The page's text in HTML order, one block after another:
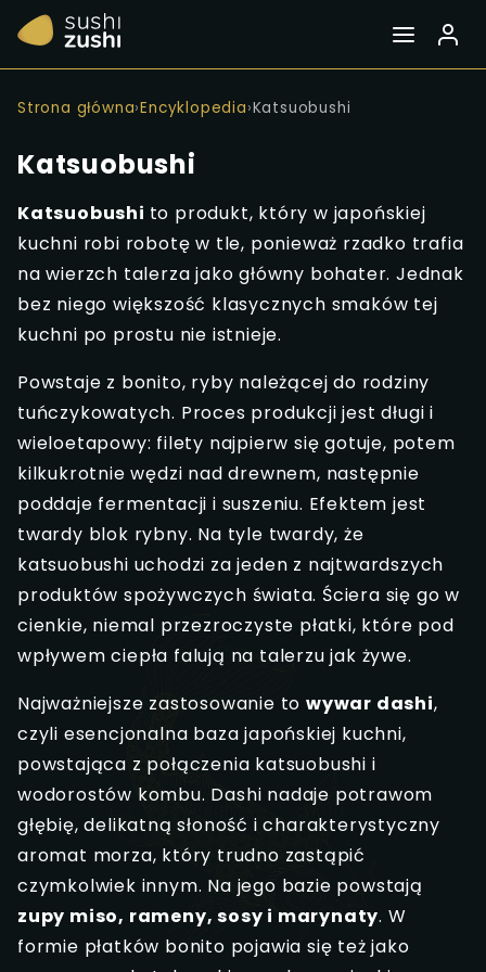
Strona główna›Encyklopedia›Katsuobushi
Katsuobushi
Katsuobushi to produkt, który w japońskiej
kuchni robi robotę w tle, ponieważ rzadko trafia
na wierzch talerza jako główny bohater. Jednak
bez niego większość klasycznych smaków tej
kuchni po prostu nie istnieje.
Powstaje z bonito, ryby należącej do rodziny
tuńczykowatych. Proces produkcji jest długi i
wieloetapowy: filety najpierw się gotuje, potem
kilkukrotnie wędzi nad drewnem, następnie
poddaje fermentacji i suszeniu. Efektem jest
twardy blok rybny. Na tyle twardy, że
katsuobushi uchodzi za jeden z najtwardszych
produktów spożywczych świata. Ściera się go w
cienkie, niemal przezroczyste płatki, które pod
wpływem ciepła falują na talerzu jak żywe.
Najważniejsze zastosowanie to wywar dashi,
czyli esencjonalna baza japońskiej kuchni,
powstająca z połączenia katsuobushi i
wodorostów kombu. Dashi nadaje potrawom
głębię, delikatną słoność i charakterystyczny
aromat morza, który trudno zastąpić
czymkolwiek innym. Na jego bazie powstają
zupy miso, rameny, sosy i marynaty. W
formie płatków bonito pojawia się też jako